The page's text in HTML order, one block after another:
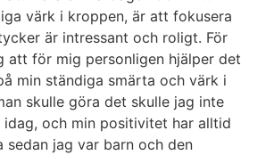
värk i kroppen, är att fokusera
är intressant och roligt. För
att för mig personligen hjälper det
min ständiga smärta och värk i
skulle göra det skulle jag inte
idag, och min positivitet har alltid
sedan jag var barn och den